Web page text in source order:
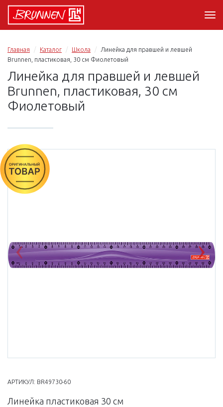
Главная Каталог Школа
Линейка для правшей и левшей
Brunnen, пластиковая, 30 см Фиолетовый
Линейка для правшей и левшей
Brunnen, пластиковая, 30 см
Фиолетовый
Previous
АРТИКУЛ: BR49730-60
Линейка пластиковая 30 см